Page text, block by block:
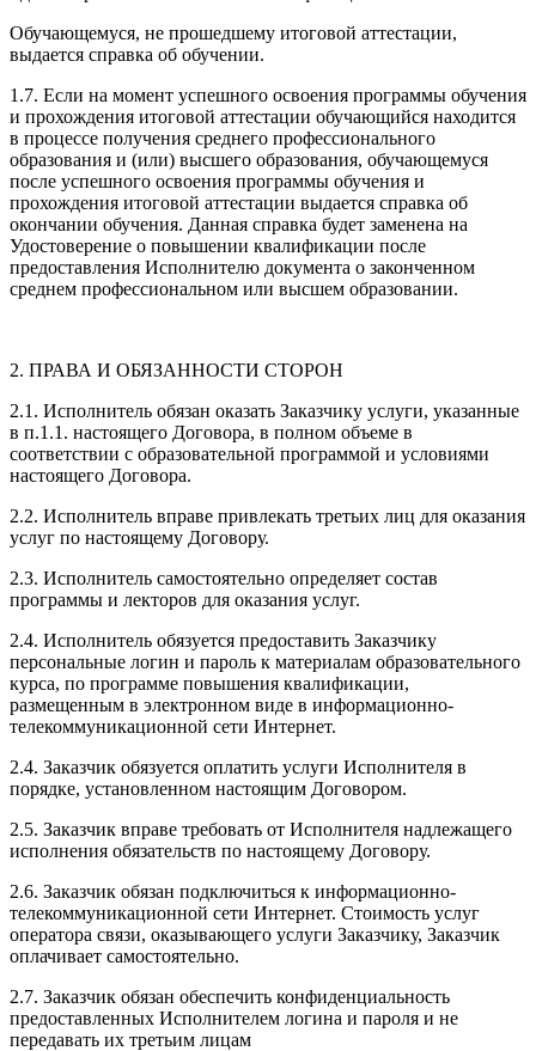
Обучающемуся, не прошедшему итоговой аттестации,
выдается справка об обучении.
1.7. Если на момент успешного освоения программы обучения
и прохождения итоговой аттестации обучающийся находится
в процессе получения среднего профессионального
образования и (или) высшего образования, обучающемуся
после успешного освоения программы обучения и
прохождения итоговой аттестации выдается справка об
окончании обучения. Данная справка будет заменена на
Удостоверение о повышении квалификации после
предоставления Исполнителю документа о законченном
среднем профессиональном или высшем образовании.
2. ПРАВА И ОБЯЗАННОСТИ СТОРОН
2.1. Исполнитель обязан оказать Заказчику услуги, указанные
в п.1.1. настоящего Договора, в полном объеме в
соответствии с образовательной программой и условиями
настоящего Договора.
2.2. Исполнитель вправе привлекать третьих лиц для оказания
услуг по настоящему Договору.
2.3. Исполнитель самостоятельно определяет состав
программы и лекторов для оказания услуг.
2.4. Исполнитель обязуется предоставить Заказчику
персональные логин и пароль к материалам образовательного
курса, по программе повышения квалификации,
размещенным в электронном виде в информационно-
телекоммуникационной сети Интернет.
2.4. Заказчик обязуется оплатить услуги Исполнителя в
порядке, установленном настоящим Договором.
2.5. Заказчик вправе требовать от Исполнителя надлежащего
исполнения обязательств по настоящему Договору.
2.6. Заказчик обязан подключиться к информационно-
телекоммуникационной сети Интернет. Стоимость услуг
оператора связи, оказывающего услуги Заказчику, Заказчик
оплачивает самостоятельно.
2.7. Заказчик обязан обеспечить конфиденциальность
предоставленных Исполнителем логина и пароля и не
передавать их третьим лицам